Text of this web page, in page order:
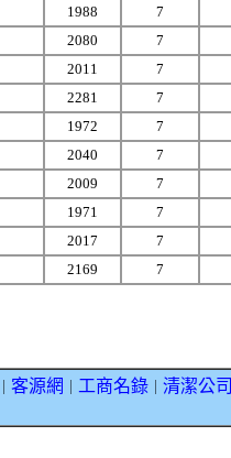
1988 7
2080 7
2011 7
2281 7
1972 7
2040 7
2009 7
1971 7
2017 7
2169 7
客源網 工商名錄｜ 清潔公司